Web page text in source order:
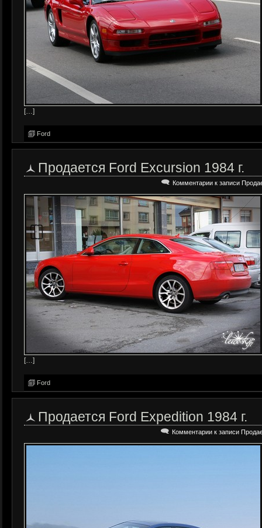
[…]
Ford
Продается Ford Excursion 1984 г.
Комментарии к записи
[…]
Ford
Продается Ford Expedition 1984 г.
Комментарии к записи